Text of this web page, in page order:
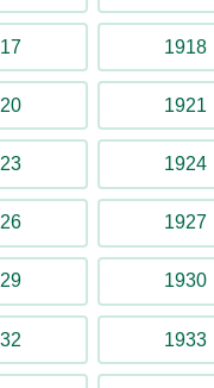
1918
1921
1924
1927
1930
1933